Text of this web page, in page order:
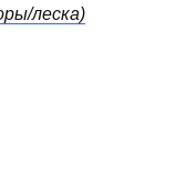
леска)